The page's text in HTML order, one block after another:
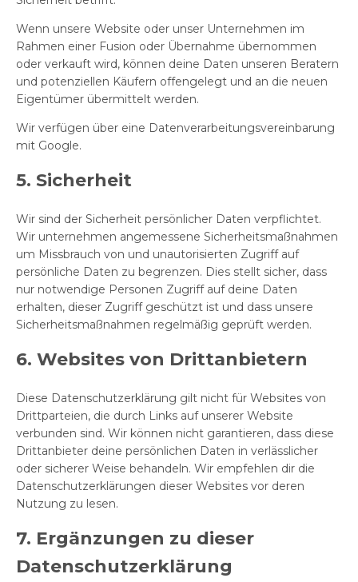
Wenn unsere Website oder unser Unternehmen im
Rahmen einer Fusion oder Übernahme übernommen
oder verkauft wird, können deine Daten unseren Beratern
und potenziellen Käufern offengelegt und an die neuen
Eigentümer übermittelt werden.
Wir verfügen über eine Datenverarbeitungsvereinbarung
mit Google.
5. Sicherheit
Wir sind der Sicherheit persönlicher Daten verpflichtet.
Wir unternehmen angemessene Sicherheitsmaßnahmen
um Missbrauch von und unautorisierten Zugriff auf
persönliche Daten zu begrenzen. Dies stellt sicher, dass
nur notwendige Personen Zugriff auf deine Daten
erhalten, dieser Zugriff geschützt ist und dass unsere
Sicherheitsmaßnahmen regelmäßig geprüft werden.
6. Websites von Drittanbietern
Diese Datenschutzerklärung gilt nicht für Websites von
Drittparteien, die durch Links auf unserer Website
verbunden sind. Wir können nicht garantieren, dass diese
Drittanbieter deine persönlichen Daten in verlässlicher
oder sicherer Weise behandeln. Wir empfehlen dir die
Datenschutzerklärungen dieser Websites vor deren
Nutzung zu lesen.
7. Ergänzungen zu dieser
Datenschutzerklärung